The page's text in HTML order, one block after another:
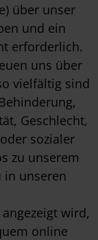
über unser
und ein
erforderlich.
uns über
vielfältig sind
Geschlecht,
sozialer
zu unserem
in unseren
wird,
online